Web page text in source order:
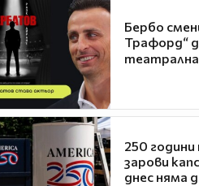
Бербо
Трафорд“
250
зарови
днес няма